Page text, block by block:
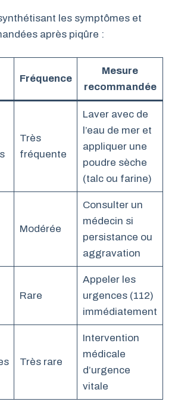
les symptômes et
après piqûre :
Fréquence
Mesure
recommandée
Très
fréquente
Laver avec de
l’eau de mer et
appliquer une
poudre sèche
(talc ou farine)
Modérée
Consulter un
médecin si
persistance ou
aggravation
Rare
Appeler les
urgences (112)
immédiatement
Très rare
Intervention
médicale
d’urgence
vitale